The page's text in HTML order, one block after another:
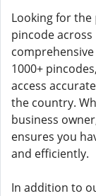
Looking for the
pincode across
1000+
access
the country.
business
ensures you
and efficiently.
In addition to